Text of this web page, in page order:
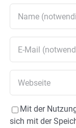
Mit der
sich mit der